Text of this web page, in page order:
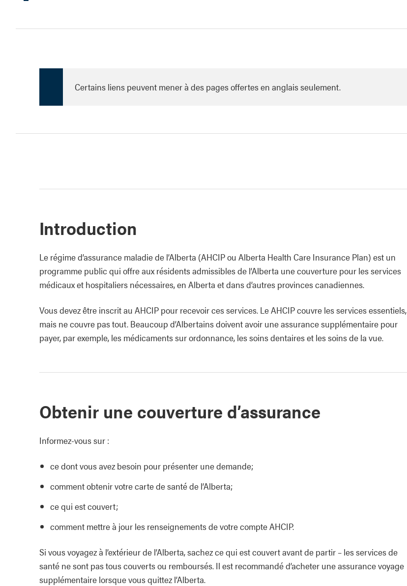
Certains liens peuvent mener à des pages offertes en anglais seulement.
Introduction
Le régime d’assurance maladie de l’Alberta (AHCIP ou Alberta Health Care Insurance Plan) est un
programme public qui offre aux résidents admissibles de l’Alberta une couverture pour les services
médicaux et hospitaliers nécessaires, en Alberta et dans d’autres provinces canadiennes.
Vous devez être inscrit au AHCIP pour recevoir ces services. Le AHCIP couvre les services essentiels,
mais ne couvre pas tout. Beaucoup d’Albertains doivent avoir une assurance supplémentaire pour
payer, par exemple, les médicaments sur ordonnance, les soins dentaires et les soins de la vue.
Obtenir une couverture d’assurance
Informez‑vous sur :
ce dont vous avez besoin pour présenter une demande;
comment obtenir votre carte de santé de l’Alberta;
ce qui est couvert;
comment mettre à jour les renseignements de votre compte AHCIP.
Si vous voyagez à l’extérieur de l’Alberta, sachez ce qui est couvert avant de partir – les services de
santé ne sont pas tous couverts ou remboursés. Il est recommandé d’acheter une assurance voyage
supplémentaire lorsque vous quittez l’Alberta.